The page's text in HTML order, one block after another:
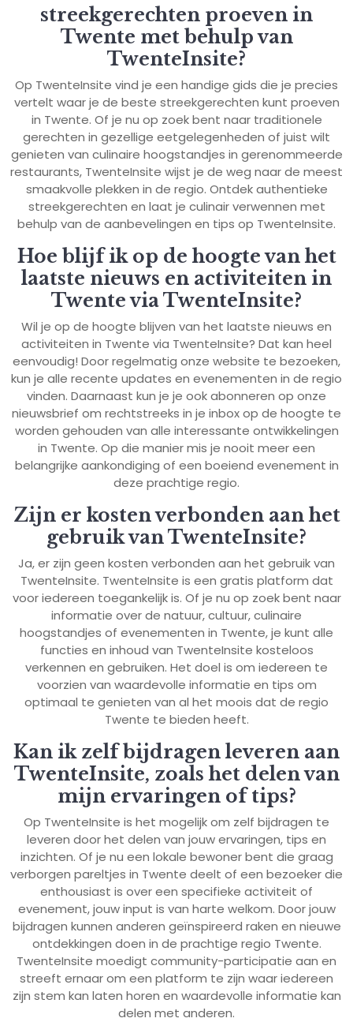
streekgerechten proeven in
Twente met behulp van
TwenteInsite?
Op TwenteInsite vind je een handige gids die je precies
vertelt waar je de beste streekgerechten kunt proeven
in Twente. Of je nu op zoek bent naar traditionele
gerechten in gezellige eetgelegenheden of juist wilt
genieten van culinaire hoogstandjes in gerenommeerde
restaurants, TwenteInsite wijst je de weg naar de meest
smaakvolle plekken in de regio. Ontdek authentieke
streekgerechten en laat je culinair verwennen met
behulp van de aanbevelingen en tips op TwenteInsite.
Hoe blijf ik op de hoogte van het
laatste nieuws en activiteiten in
Twente via TwenteInsite?
Wil je op de hoogte blijven van het laatste nieuws en
activiteiten in Twente via TwenteInsite? Dat kan heel
eenvoudig! Door regelmatig onze website te bezoeken,
kun je alle recente updates en evenementen in de regio
vinden. Daarnaast kun je je ook abonneren op onze
nieuwsbrief om rechtstreeks in je inbox op de hoogte te
worden gehouden van alle interessante ontwikkelingen
in Twente. Op die manier mis je nooit meer een
belangrijke aankondiging of een boeiend evenement in
deze prachtige regio.
Zijn er kosten verbonden aan het
gebruik van TwenteInsite?
Ja, er zijn geen kosten verbonden aan het gebruik van
TwenteInsite. TwenteInsite is een gratis platform dat
voor iedereen toegankelijk is. Of je nu op zoek bent naar
informatie over de natuur, cultuur, culinaire
hoogstandjes of evenementen in Twente, je kunt alle
functies en inhoud van TwenteInsite kosteloos
verkennen en gebruiken. Het doel is om iedereen te
voorzien van waardevolle informatie en tips om
optimaal te genieten van al het moois dat de regio
Twente te bieden heeft.
Kan ik zelf bijdragen leveren aan
TwenteInsite, zoals het delen van
mijn ervaringen of tips?
Op TwenteInsite is het mogelijk om zelf bijdragen te
leveren door het delen van jouw ervaringen, tips en
inzichten. Of je nu een lokale bewoner bent die graag
verborgen pareltjes in Twente deelt of een bezoeker die
enthousiast is over een specifieke activiteit of
evenement, jouw input is van harte welkom. Door jouw
bijdragen kunnen anderen geïnspireerd raken en nieuwe
ontdekkingen doen in de prachtige regio Twente.
TwenteInsite moedigt community-participatie aan en
streeft ernaar om een platform te zijn waar iedereen
zijn stem kan laten horen en waardevolle informatie kan
delen met anderen.